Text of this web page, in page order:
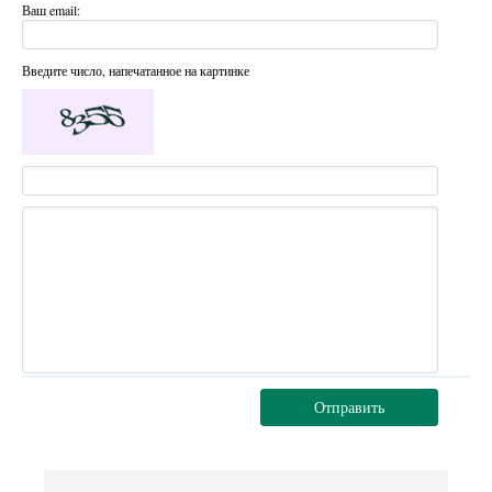
Ваш email:
Введите число, напечатанное на картинке
Отправить